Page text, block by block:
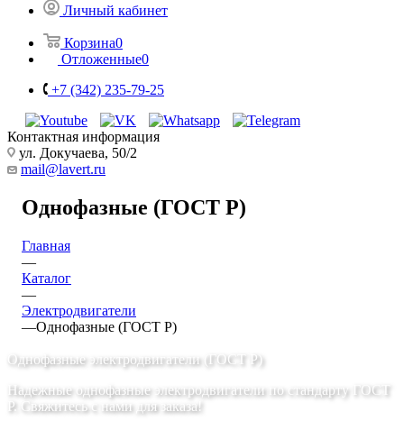
Личный кабинет
Корзина0
Отложенные0
+7 (342) 235-79-25
Контактная информация
ул. Докучаева, 50/2
mail@lavert.ru
Однофазные (ГОСТ Р)
Главная
—
Каталог
—
Электродвигатели
—Однофазные (ГОСТ Р)
Однофазные электродвигатели (ГОСТ Р)
Надежные однофазные электродвигатели по стандарту ГОСТ
Р. Свяжитесь с нами для заказа!